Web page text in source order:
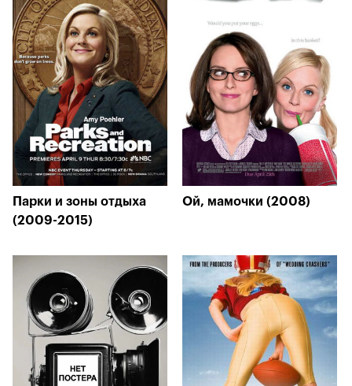
Парки и зоны отдыха
(2009-2015)
Ой, мамочки (2008)